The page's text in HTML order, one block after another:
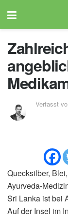
Verfasst
Quecksilber,
Ayurveda-
Sri Lanka ist bei
Auf der Insel im